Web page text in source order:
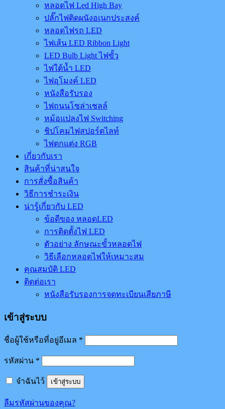
หลอดไฟ Led High Bay
ปลั๊กไฟติดผนังอเนกประสงค์
หลอดไฟรถ LED
ไฟเส้น LED Ribbon Light
LED Bulb Light ไฟขั้ว
ไฟใต้น้ำ LED
ไฟอุโมงค์ LED
หนังสือรับรอง
ไฟถนนโซล่าเชลล์
หม้อแปลงไฟ Switching
ชิปโคมไฟสปอร์ตไลท์
ไฟตกแต่ง RGB
เกี่ยวกับเรา
สินค้าที่น่าสนใจ
การสั่งซื้อสินค้า
วิธีการชำระเงิน
น่ารู้เกี่ยวกับ LED
ข้อดีของ หลอดLED
การติดตั้งไฟ LED
ตัวอย่าง ลักษณะขั้วหลอดไฟ
วิธีเลือกหลอดไฟให้เหมาะสม
คุณสมบัติ LED
ติดต่อเรา
หนังสือรับรองการจดทะเบียนเสียภาษี
เข้าสู่ระบบ
ชื่อผู้ใช้หรือที่อยู่อีเมล *
รหัสผ่าน *
จำฉันไว้ เข้าสู่ระบบ
ลืมรหัสผ่านของคุณ?